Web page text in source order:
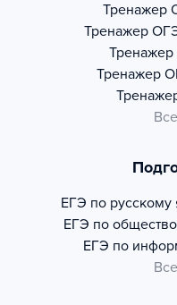
Тренажер
Тренажер
Тренажер
Тренажер
ЕГЭ по русскому
ЕГЭ по
ЕГЭ по